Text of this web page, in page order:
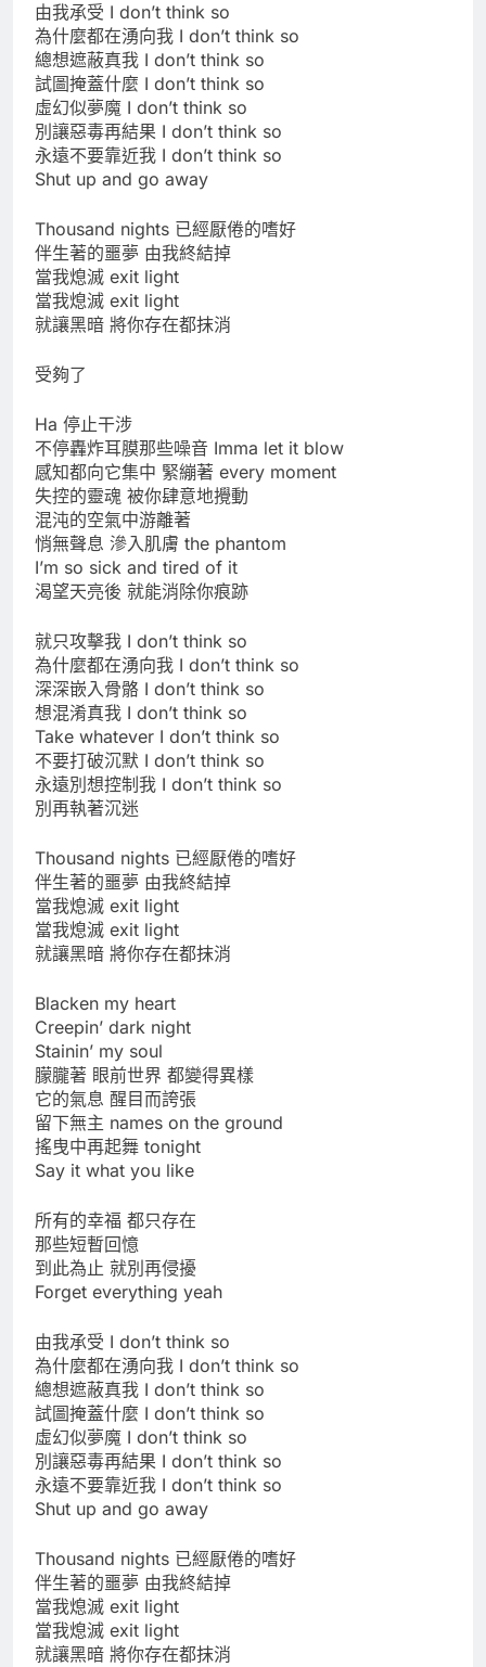
由我承受 I don’t think so
為什麼都在湧向我 I don’t think so
總想遮蔽真我 I don’t think so
試圖掩蓋什麼 I don’t think so
虛幻似夢魔 I don’t think so
別讓惡毒再結果 I don’t think so
永遠不要靠近我 I don’t think so
Shut up and go away
Thousand nights 已經厭倦的嗜好
伴生著的噩夢 由我終結掉
當我熄滅 exit light
當我熄滅 exit light
就讓黑暗 將你存在都抹消
受夠了
Ha 停止干涉
不停轟炸耳膜那些噪音 Imma let it blow
感知都向它集中 緊繃著 every moment
失控的靈魂 被你肆意地攪動
混沌的空氣中游離著
悄無聲息 滲入肌膚 the phantom
I’m so sick and tired of it
渴望天亮後 就能消除你痕跡
就只攻擊我 I don’t think so
為什麼都在湧向我 I don’t think so
深深嵌入骨骼 I don’t think so
想混淆真我 I don’t think so
Take whatever I don’t think so
不要打破沉默 I don’t think so
永遠別想控制我 I don’t think so
別再執著沉迷
Thousand nights 已經厭倦的嗜好
伴生著的噩夢 由我終結掉
當我熄滅 exit light
當我熄滅 exit light
就讓黑暗 將你存在都抹消
Blacken my heart
Creepin’ dark night
Stainin’ my soul
朦朧著 眼前世界 都變得異樣
它的氣息 醒目而誇張
留下無主 names on the ground
搖曳中再起舞 tonight
Say it what you like
所有的幸福 都只存在
那些短暫回憶
到此為止 就別再侵擾
Forget everything yeah
由我承受 I don’t think so
為什麼都在湧向我 I don’t think so
總想遮蔽真我 I don’t think so
試圖掩蓋什麼 I don’t think so
虛幻似夢魔 I don’t think so
別讓惡毒再結果 I don’t think so
永遠不要靠近我 I don’t think so
Shut up and go away
Thousand nights 已經厭倦的嗜好
伴生著的噩夢 由我終結掉
當我熄滅 exit light
當我熄滅 exit light
就讓黑暗 將你存在都抹消